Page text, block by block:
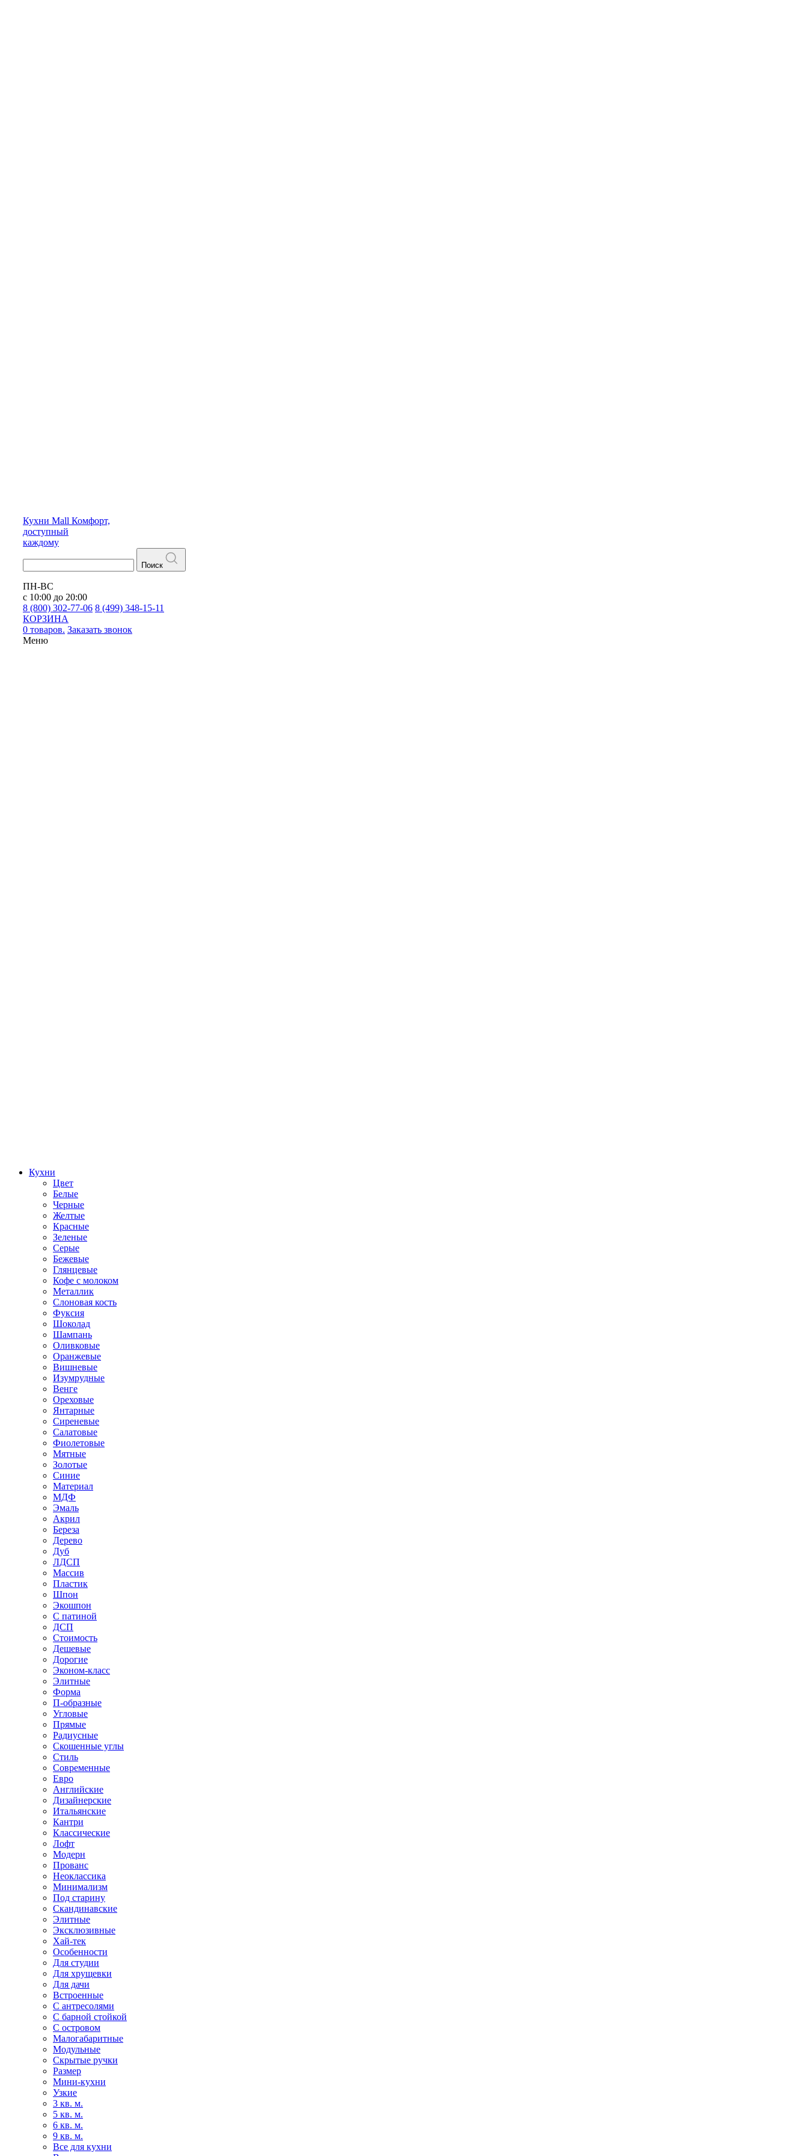
Кухни Mall Комфорт,
доступный
каждому
Поиск
ПН-ВС
с 10:00 до 20:00
8 (800) 302-77-06 8 (499) 348-15-11
КОРЗИНА
0 товаров. Заказать звонок
Меню
Кухни
Цвет
Белые
Черные
Желтые
Красные
Зеленые
Серые
Бежевые
Глянцевые
Кофе с молоком
Металлик
Слоновая кость
Фуксия
Шоколад
Шампань
Оливковые
Оранжевые
Вишневые
Изумрудные
Венге
Ореховые
Янтарные
Сиреневые
Салатовые
Фиолетовые
Мятные
Золотые
Синие
Материал
МДФ
Эмаль
Акрил
Береза
Дерево
Дуб
ЛДСП
Массив
Пластик
Шпон
Экошпон
С патиной
ДСП
Стоимость
Дешевые
Дорогие
Эконом-класс
Элитные
Форма
П-образные
Угловые
Прямые
Радиусные
Скошенные углы
Стиль
Современные
Евро
Английские
Дизайнерские
Итальянские
Кантри
Классические
Лофт
Модерн
Прованс
Неоклассика
Минимализм
Под старину
Скандинавские
Элитные
Эксклюзивные
Хай-тек
Особенности
Для студии
Для хрущевки
Для дачи
Встроенные
С антресолями
С барной стойкой
С островом
Малогабаритные
Модульные
Скрытые ручки
Размер
Мини-кухни
Узкие
3 кв. м.
5 кв. м.
6 кв. м.
9 кв. м.
Все для кухни